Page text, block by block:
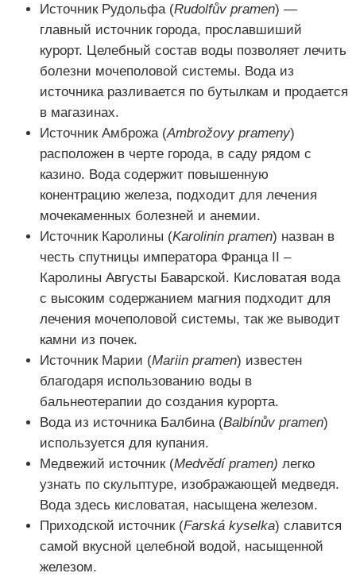
Источник Рудольфа (Rudolfův pramen) —
главный источник города, прославшиший
курорт. Целебный состав воды позволяет лечить
болезни мочеполовой системы. Вода из
источника разливается по бутылкам и продается
в магазинах.
Источник Амброжа (Ambrožovy prameny)
расположен в черте города, в саду рядом с
казино. Вода содержит повышенную
конентрацию железа, подходит для лечения
мочекаменных болезней и анемии.
Источник Каролины (Karolinin pramen) назван в
честь спутницы императора Франца II –
Каролины Августы Баварской. Кисловатая вода
с высоким содержанием магния подходит для
лечения мочеполовой системы, так же выводит
камни из почек.
Источник Марии (Mariin pramen) известен
благодаря использованию воды в
бальнеотерапии до создания курорта.
Вода из источника Балбина (Balbínův pramen)
используется для купания.
Медвежий источник (Medvědí pramen) легко
узнать по скульптуре, изображающей медведя.
Вода здесь кисловатая, насыщена железом.
Приходской источник (Farská kyselka) славится
самой вкусной целебной водой, насыщенной
железом.